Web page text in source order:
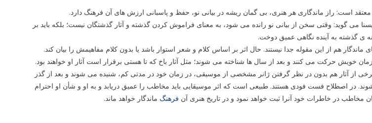
معتقد است: راز ماندگاری هر هنری، بی گمان ریشه در بیانی نو، حفظ و پاسبانی ارزش های آن فرهنگ دارد.
می گوید: وقتی سخن از بیانی نو رانده می شود، به معنای فراموش کردن گذشته و آثار گذشتگان نیست؛ بلکه باید بر
ی گذشته به آینده نگاهی عمیق دوخت.
هم از این مقوله جدا نیستند. حال اثر بر اساس کلام و شعر استوار باشد یا بدون کلام مفاهیمش را بیان کند.
خویش حرکت می کنند و بعد از سال ها شناخته می شوند؛ مثل آثار باخ که تا هستی برقرار است آثار او خواهند بود.
از آثار هم بدون در نظر گرفتن ژانر مشخصی از موسیقی، در زمان خود در مدتی کم، شنیده می شوند و بعد از گذر
در اصطلاح فست فودی هستند. طبیعی است که اثر موسیقایی باید مخاطب را عمیق دریابد و به او و شأن او احترام
مخاطب در خاطرات خود آنرا ثبت خواهد نمود و در تاریخ هنری آن فرهنگ ماندگار خواهد ماند.